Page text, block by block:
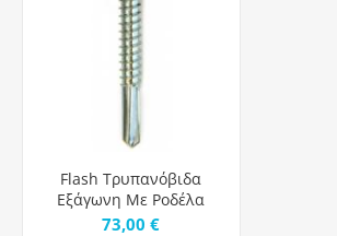
Flash Τρυπανόβιδα
Εξάγωνη Με Ροδέλα
Στεγάνωσης Τρυπάνι
73,00 €